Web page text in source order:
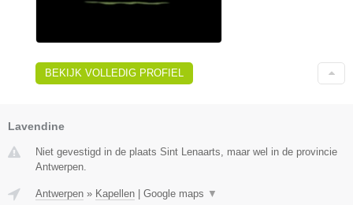
BEKIJK VOLLEDIG PROFIEL
Lavendine
Niet gevestigd in de plaats Sint Lenaarts, maar wel in de provincie
Antwerpen.
Antwerpen » Kapellen Google maps ▼